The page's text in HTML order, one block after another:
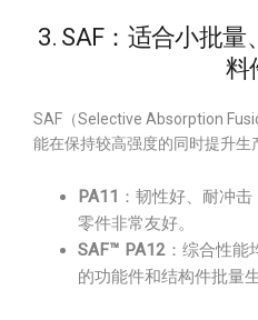
3. SAF：适合小批
料
SAF（Selective Absorption
能在保持较高强度的同时提升生
PA11 ：韧性好、耐冲
零件非常友好。
SAF™ PA12 ：综合性
的功能件和结构件批量生